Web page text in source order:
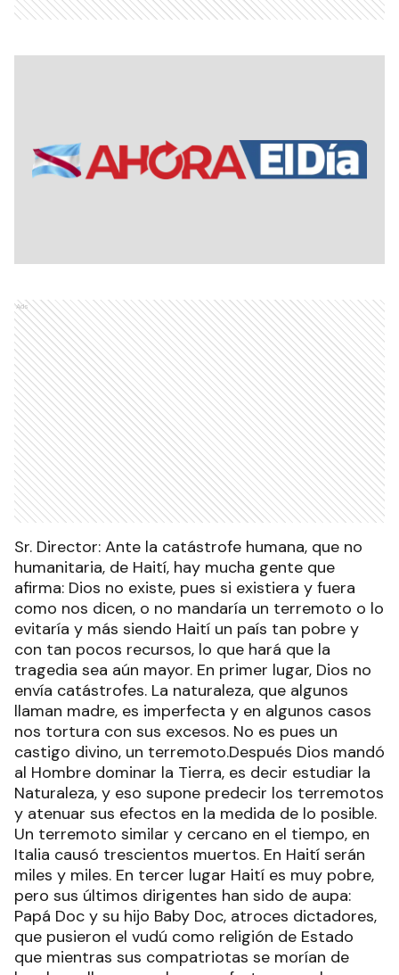
Ads
Sr. Director: Ante la catástrofe humana, que no
humanitaria, de Haití, hay mucha gente que
afirma: Dios no existe, pues si existiera y fuera
como nos dicen, o no mandaría un terremoto o lo
evitaría y más siendo Haití un país tan pobre y
con tan pocos recursos, lo que hará que la
tragedia sea aún mayor. En primer lugar, Dios no
envía catástrofes. La naturaleza, que algunos
llaman madre, es imperfecta y en algunos casos
nos tortura con sus excesos. No es pues un
castigo divino, un terremoto.Después Dios mandó
al Hombre dominar la Tierra, es decir estudiar la
Naturaleza, y eso supone predecir los terremotos
y atenuar sus efectos en la medida de lo posible.
Un terremoto similar y cercano en el tiempo, en
Italia causó trescientos muertos. En Haití serán
miles y miles. En tercer lugar Haití es muy pobre,
pero sus últimos dirigentes han sido de aupa:
Papá Doc y su hijo Baby Doc, atroces dictadores,
que pusieron el vudú como religión de Estado
que mientras sus compatriotas se morían de